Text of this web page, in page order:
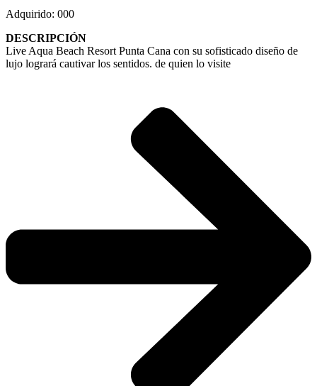
Adquirido: 000
DESCRIPCIÓN
Live Aqua Beach Resort Punta Cana con su sofisticado diseño de
lujo logrará cautivar los sentidos. de quien lo visite